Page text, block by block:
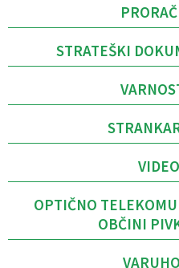
STRATEŠKI
OPTIČNO
OBČINI